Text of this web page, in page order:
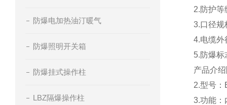
防爆电加热油汀暖气
防爆照明开关箱
防爆挂式操作柱
LBZ隔爆操作柱
2.防护
3.口径规
4.电缆外
5.防爆标
产品介绍
2.型号：
3.功能：